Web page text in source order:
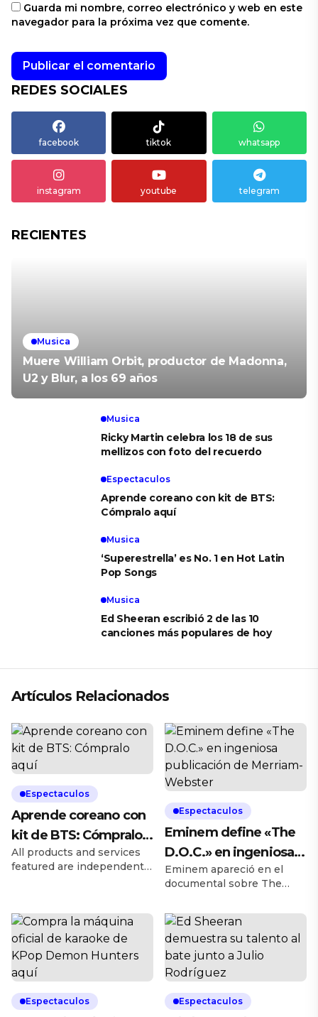
Guarda mi nombre, correo electrónico y web en este
navegador para la próxima vez que comente.
REDES SOCIALES
facebook tiktok whatsapp
instagram youtube telegram
RECIENTES
Musica
Muere William Orbit, productor de Madonna,
U2 y Blur, a los 69 años
Musica
Ricky Martin celebra los 18 de sus
mellizos con foto del recuerdo
Espectaculos
Aprende coreano con kit de BTS:
Cómpralo aquí
Musica
‘Superestrella’ es No. 1 en Hot Latin
Pop Songs
Musica
Ed Sheeran escribió 2 de las 10
canciones más populares de hoy
Artículos Relacionados
Espectaculos
Aprende coreano con
kit de BTS: Cómpralo
aquí
All products and services
featured are independently
orders placed through its
retail links, and the retailer
may receive certain
auditable data for
accounting purposes. El K-
pop ha pasado de ser un
género musical regional a
Espectaculos
Eminem define «The
D.O.C.» en ingeniosa
publicación de
Merriam-Webster
Eminem apareció en el
documental sobre The
el que rapea rápidamente
las letras del rapero de la
costa oeste se hizo viral.
Cuatro años después, el
diccionario Merriam-
Webster utilizó
inteligentemente el clip de
Eminem el jueves (6 de
Espectaculos Espectaculos